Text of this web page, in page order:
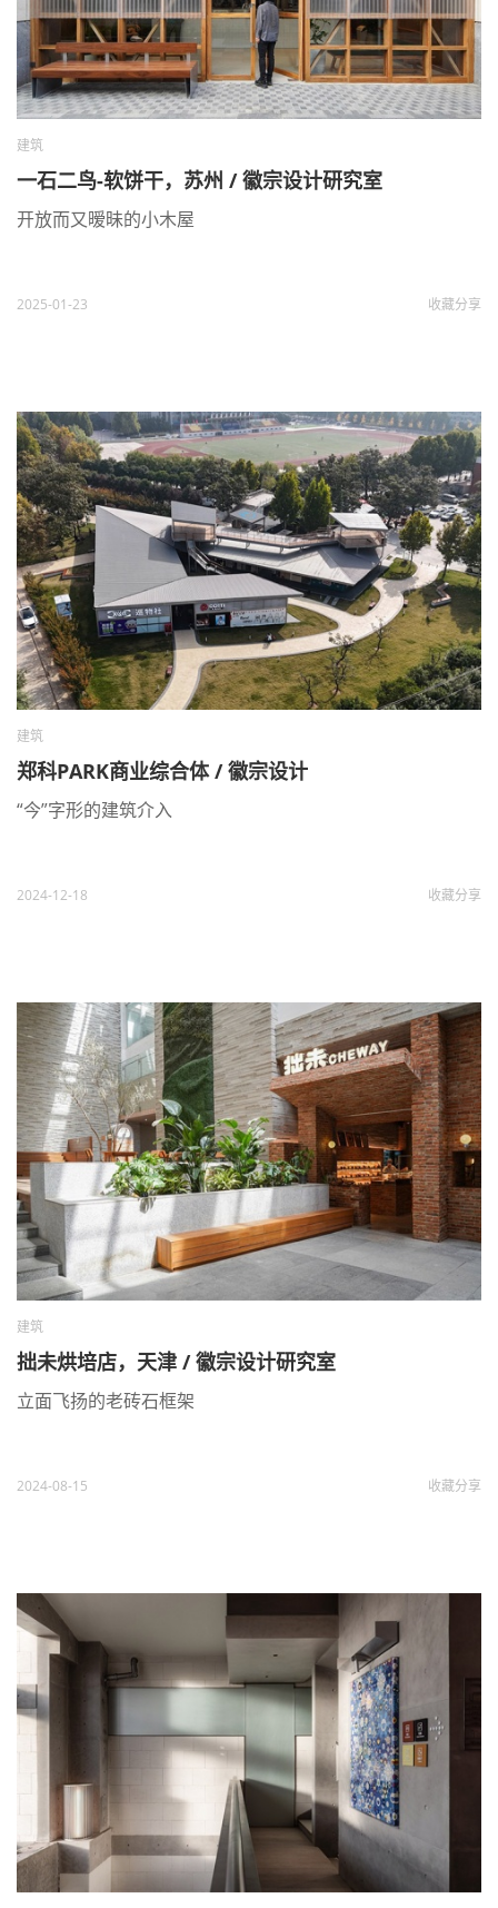
建筑
一石二鸟-软饼干，苏州 / 徽宗设计研究室
开放而又暧昧的小木屋
2025-01-23 收藏分享
建筑
郑科PARK商业综合体 / 徽宗设计
“今”字形的建筑介入
2024-12-18 收藏分享
建筑
拙未烘培店，天津 / 徽宗设计研究室
立面飞扬的老砖石框架
2024-08-15 收藏分享